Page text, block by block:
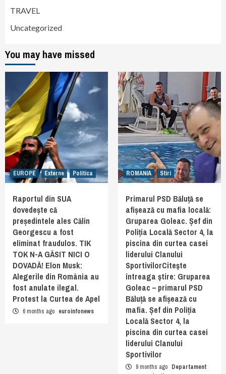
TRAVEL
Uncategorized
You may have missed
EUROPE Externe Politica
Raportul din SUA
dovedește că
președintele ales Călin
Georgescu a fost
eliminat fraudulos. TIK
TOK N-A GĂSIT NICI O
DOVADĂ! Elon Musk:
Alegerile din România au
fost anulate ilegal.
Protest la Curtea de Apel
6 months ago euroinfonews
ROMANIA Stiri
Primarul PSD Băluță se
afișează cu mafia locală:
Gruparea Goleac. Șef din
Poliția Locală Sector 4, la
piscina din curtea casei
liderului Clanului
SportivilorCiteşte
întreaga ştire: Gruparea
Goleac – primarul PSD
Băluță se afișează cu
mafia. Șef din Poliția
Locală Sector 4, la
piscina din curtea casei
liderului Clanului
Sportivilor
9 months ago Departament